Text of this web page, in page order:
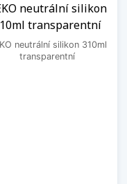
neutrální silikon
transparentní
neutrální silikon 310ml
transparentní